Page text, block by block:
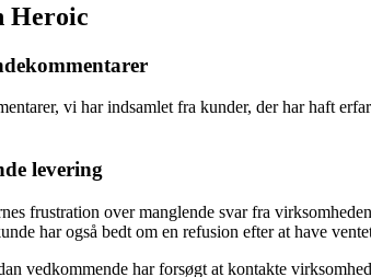
Heroic
vi har indsamlet fra kunder, der har haft
levering
frustration over manglende svar fra
har også bedt om en refusion efter at have
vedkommende har forsøgt at kontakte